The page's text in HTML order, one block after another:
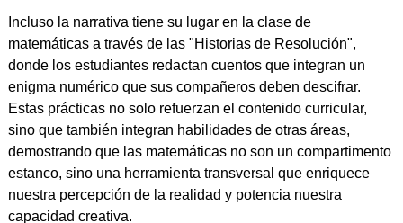
Incluso la narrativa tiene su lugar en la clase de
matemáticas a través de las "Historias de Resolución",
donde los estudiantes redactan cuentos que integran un
enigma numérico que sus compañeros deben descifrar.
Estas prácticas no solo refuerzan el contenido curricular,
sino que también integran habilidades de otras áreas,
demostrando que las matemáticas no son un compartimento
estanco, sino una herramienta transversal que enriquece
nuestra percepción de la realidad y potencia nuestra
capacidad creativa.